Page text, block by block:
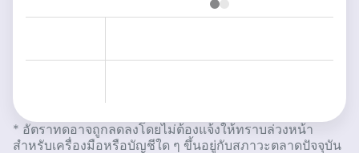
* อัตราทดอาจถูกลดลงโดยไม่ต้องแจ้งให้ทราบล่วงหน้า
สำหรับเครื่องมือหรือบัญชีใด ๆ ขึ้นอยู่กับสภาวะตลาดปัจจุบัน